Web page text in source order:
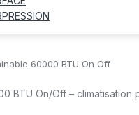
60000 BTU On Off